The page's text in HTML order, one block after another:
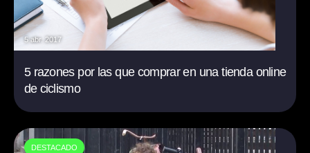
5 abr. 2017
5 razones por las que comprar en una tienda online
de ciclismo
DESTACADO